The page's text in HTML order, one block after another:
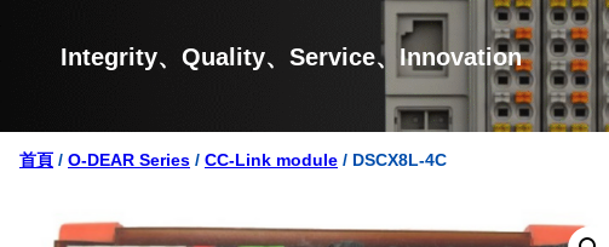
Integrity、Quality、Service、Innovation
首頁 / O-DEAR Series / CC-Link module / DSCX8L-4C